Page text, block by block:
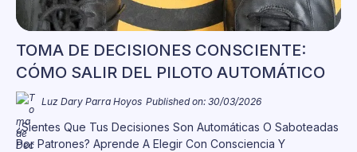
TOMA DE DECISIONES CONSCIENTE:
CÓMO SALIR DEL PILOTO AUTOMÁTICO
Luz Dary Parra Hoyos Published on: 30/03/2026
¿Sientes Que Tus Decisiones Son Automáticas O Saboteadas
Por Patrones? Aprende A Elegir Con Consciencia Y